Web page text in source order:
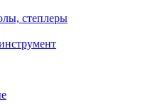
степлеры